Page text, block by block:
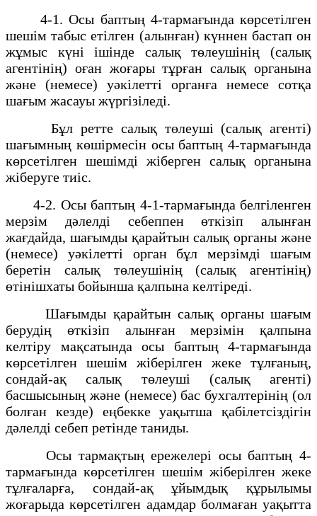
4-1. Осы баптың 4-тармағында көрсетілген
шешім табыс етілген (алынған) күннен бастап он
жұмыс күні ішінде салық төлеушінің (салық
агентінің) оған жоғары тұрған салық органына
және (немесе) уәкілетті органға немесе сотқа
шағым жасауы жүргізіледі.
Бұл ретте салық төлеуші (салық агенті)
шағымның көшірмесін осы баптың 4-тармағында
көрсетілген шешімді жіберген салық органына
жіберуге тиіс.
4-2. Осы баптың 4-1-тармағында белгіленген
мерзім дәлелді себеппен өткізіп алынған
жағдайда, шағымды қарайтын салық органы және
(немесе) уәкілетті орган бұл мерзімді шағым
беретін салық төлеушінің (салық агентінің)
өтінішхаты бойынша қалпына келтіреді.
Шағымды қарайтын салық органы шағым
берудің өткізіп алынған мерзімін қалпына
келтіру мақсатында осы баптың 4-тармағында
көрсетілген шешім жіберілген жеке тұлғаның,
сондай-ақ салық төлеуші (салық агенті)
басшысының және (немесе) бас бухгалтерінің (ол
болған кезде) еңбекке уақытша қабілетсіздігін
дәлелді себеп ретінде таниды.
Осы тармақтың ережелері осы баптың 4-
тармағында көрсетілген шешім жіберілген жеке
тұлғаларға, сондай-ақ ұйымдық құрылымы
жоғарыда көрсетілген адамдар болмаған уақытта